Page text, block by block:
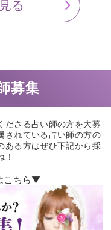
ロ目をよく見る方必
を紹介！
る
募集
さる占い師の方を大募
れている占い師の方の
る方はぜひ下記から採
！